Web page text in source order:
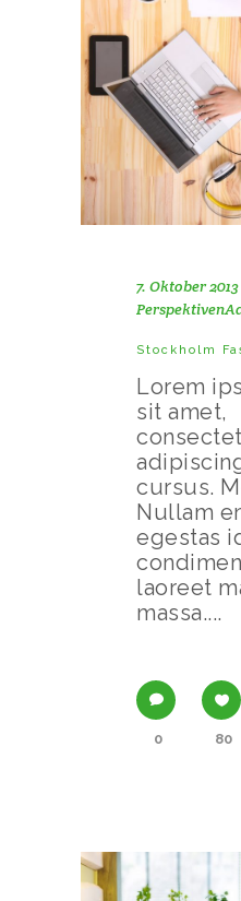
7. Oktober 2013
Stockholm
Lorem
sit amet,
cursus.
Nullam
egestas
laoreet
massa....
0 80